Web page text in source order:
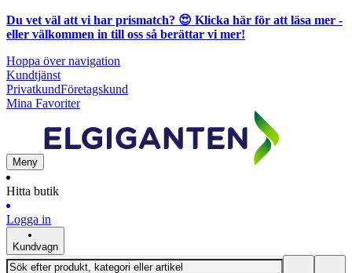
Du vet väl att vi har prismatch? 😍 Klicka här för att läsa mer -
eller välkommen in till oss så berättar vi mer!
Hoppa över navigation
Kundtjänst
PrivatkundFöretagskund
Mina Favoriter
Meny
Hitta butik
Logga in
Kundvagn